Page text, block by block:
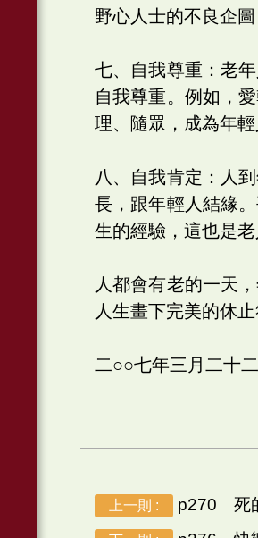
野心人士的不良企
七、自我尊重：老
自我尊重。例如，
理、隨眾，成為年
八、自我肯定：人
長，跟年輕人結緣
生的經驗，這也是
人都會有老的一天
人生畫下完美的休止
二○○七年三月二十
上一則 : p270 死